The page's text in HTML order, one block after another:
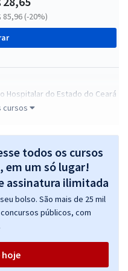
(-20%)
Hospitalar do Estado do Ceará
do Trabalho
21,99
(-20%)
Hospitalar do Estado do Ceará
de Nível Fundamental
à vista
cursos
todos os cursos
em um só lugar!
bolso. São mais de 25 mil
públicos, com
hoje